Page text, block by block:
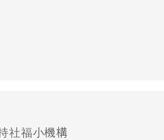
社福小機構